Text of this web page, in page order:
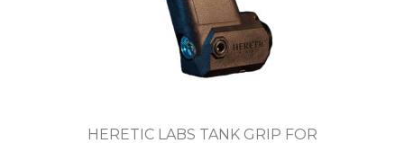
HERETIC LABS TANK GRIP FOR